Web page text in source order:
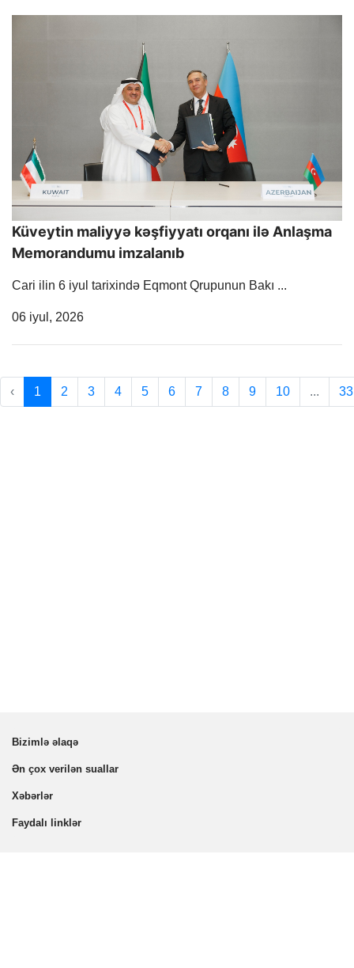
Küveytin maliyyə kəşfiyyatı orqanı ilə Anlaşma
Memorandumu imzalanıb
Cari ilin 6 iyul tarixində Eqmont Qrupunun Bakı ...
Release Date
06 iyul, 2026
‹ 1 2 3 4 5 6 7 8 9 10 ... 33
Bizimlə əlaqə
Ən çox verilən suallar
Xəbərlər
Faydalı linklər